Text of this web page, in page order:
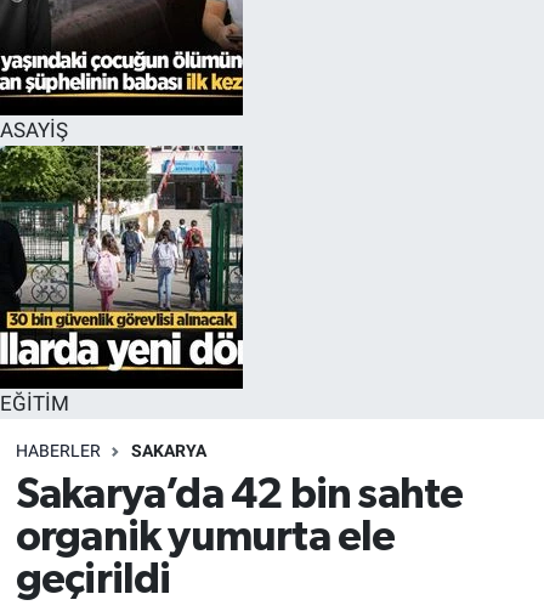
ASAYİŞ
EĞİTİM
HABERLER SAKARYA
Sakarya’da 42 bin sahte
organik yumurta ele
geçirildi
EĞİTİM
ÖZEL HABER
HALK54 PANORAMA